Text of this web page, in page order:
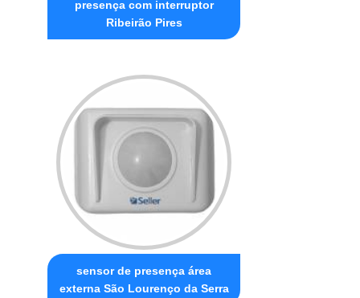
presença com interruptor
Ribeirão Pires
sensor de presença área
externa São Lourenço da Serra